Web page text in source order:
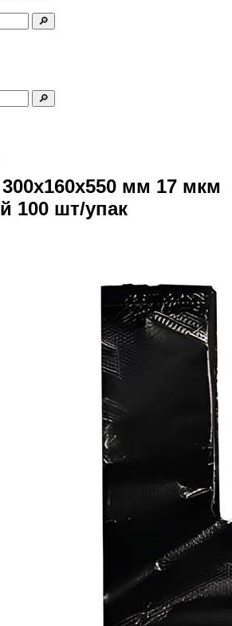
🔎︎
🔎︎
мм 17 мкм
100 шт/упак